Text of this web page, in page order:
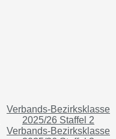
Verbands-Bezirksklasse
2025/26 Staffel 2
Verbands-Bezirksklasse